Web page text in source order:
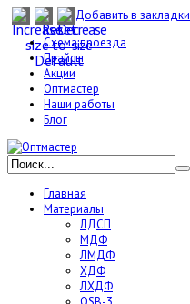
Добавить в закладки
Схема проезда
Прайсы
Акции
Оптмастер
Наши работы
Блог
Главная
Материалы
ЛДСП
МДФ
ЛМДФ
ХДФ
ЛХДФ